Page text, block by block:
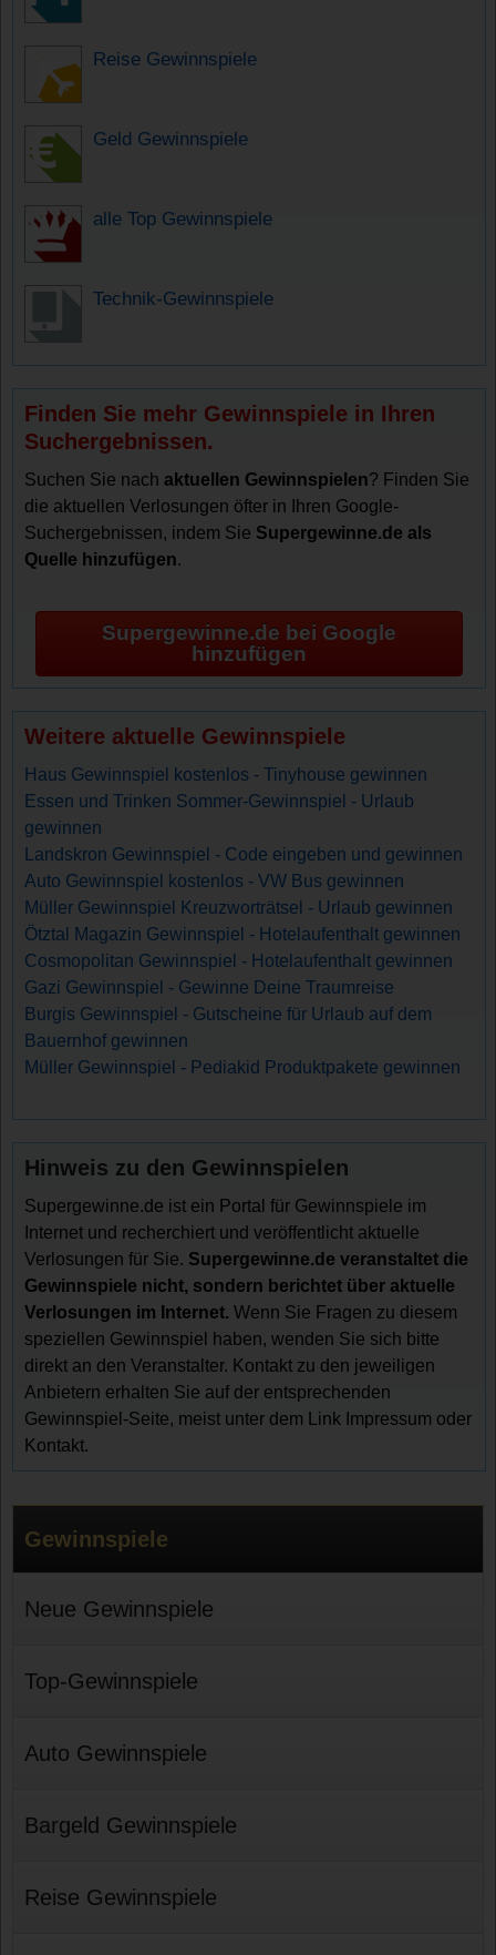
Reise Gewinnspiele
Geld Gewinnspiele
alle Top Gewinnspiele
Technik-Gewinnspiele
Finden Sie mehr Gewinnspiele in Ihren
Suchergebnissen.
Suchen Sie nachaktuellen Gewinnspielen? Finden Sie
die aktuellen Verlosungen öfter in Ihren Google-
Suchergebnissen, indem Sie Supergewinne.de als
Quelle hinzufügen.
Supergewinne.de bei Google
hinzufügen
Weitere aktuelle Gewinnspiele
Haus Gewinnspiel kostenlos - Tinyhouse gewinnen
Essen und Trinken Sommer-Gewinnspiel - Urlaub
gewinnen
Landskron Gewinnspiel - Code eingeben und gewinnen
Auto Gewinnspiel kostenlos - VW Bus gewinnen
Müller Gewinnspiel Kreuzworträtsel - Urlaub gewinnen
Ötztal Magazin Gewinnspiel - Hotelaufenthalt gewinnen
Cosmopolitan Gewinnspiel - Hotelaufenthalt gewinnen
Gazi Gewinnspiel - Gewinne Deine Traumreise
Burgis Gewinnspiel - Gutscheine für Urlaub auf dem
Bauernhof gewinnen
Müller Gewinnspiel - Pediakid Produktpakete gewinnen
Hinweis zu den Gewinnspielen
Supergewinne.de ist ein Portal für Gewinnspiele im
Internet und recherchiert und veröffentlicht aktuelle
Verlosungen für Sie. Supergewinne.de veranstaltet die
Gewinnspiele nicht, sondern berichtet über aktuelle
Verlosungen im Internet. Wenn Sie Fragen zu diesem
speziellen Gewinnspiel haben, wenden Sie sich bitte
direkt an den Veranstalter. Kontakt zu den jeweiligen
Anbietern erhalten Sie auf der entsprechenden
Gewinnspiel-Seite, meist unter dem Link Impressum oder
Kontakt.
Gewinnspiele
Neue Gewinnspiele
Top-Gewinnspiele
Auto Gewinnspiele
Bargeld Gewinnspiele
Reise Gewinnspiele